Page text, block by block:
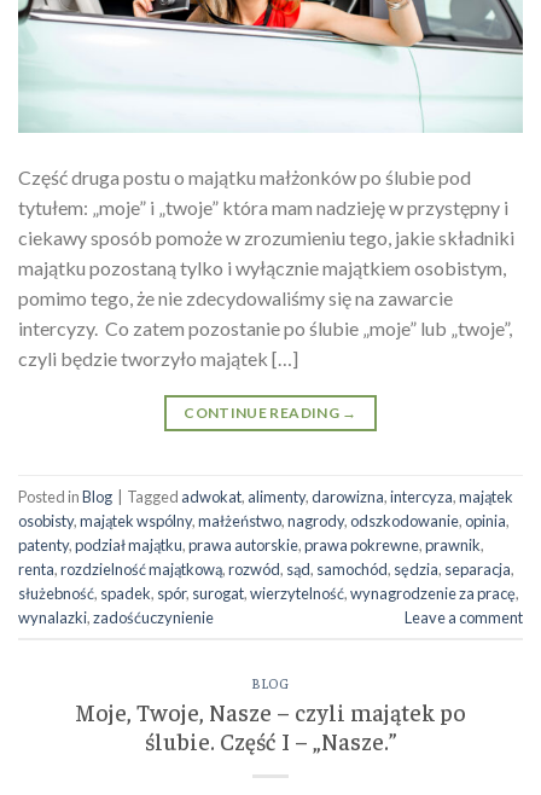
Część druga postu o majątku małżonków po ślubie pod
tytułem: „moje” i „twoje” która mam nadzieję w przystępny i
ciekawy sposób pomoże w zrozumieniu tego, jakie składniki
majątku pozostaną tylko i wyłącznie majątkiem osobistym,
pomimo tego, że nie zdecydowaliśmy się na zawarcie
intercyzy. Co zatem pozostanie po ślubie „moje” lub „twoje”,
czyli będzie tworzyło majątek […]
CONTINUE READING →
Posted inBlog Tagged adwokat, alimenty,darowizna,intercyza,majątek
osobisty,majątek wspólny,małżeństwo,nagrody,odszkodowanie,opinia,
patenty,podział majątku,prawa autorskie,prawa pokrewne,prawnik,
renta,rozdzielność majątkową,rozwód, sąd, samochód, sędzia, separacja,
służebność, spadek, spór, surogat,wierzytelność,wynagrodzenie za pracę,
wynalazki,zadośćuczynienie Leave a comment
BLOG
Moje, Twoje, Nasze – czyli majątek po
ślubie. Część I – „Nasze.”